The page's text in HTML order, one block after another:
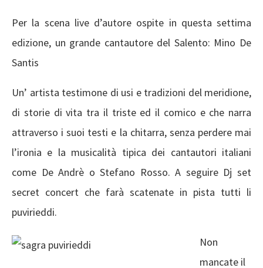
Per la scena live d’autore ospite in questa settima
edizione, un grande cantautore del Salento: Mino De
Santis
Un’ artista testimone di usi e tradizioni del meridione,
di storie di vita tra il triste ed il comico e che narra
attraverso i suoi testi e la chitarra, senza perdere mai
l’ironia e la musicalità tipica dei cantautori italiani
come De Andrè o Stefano Rosso. A seguire Dj set
secret concert che farà scatenate in pista tutti li
puvirieddi.
Non
mancate il